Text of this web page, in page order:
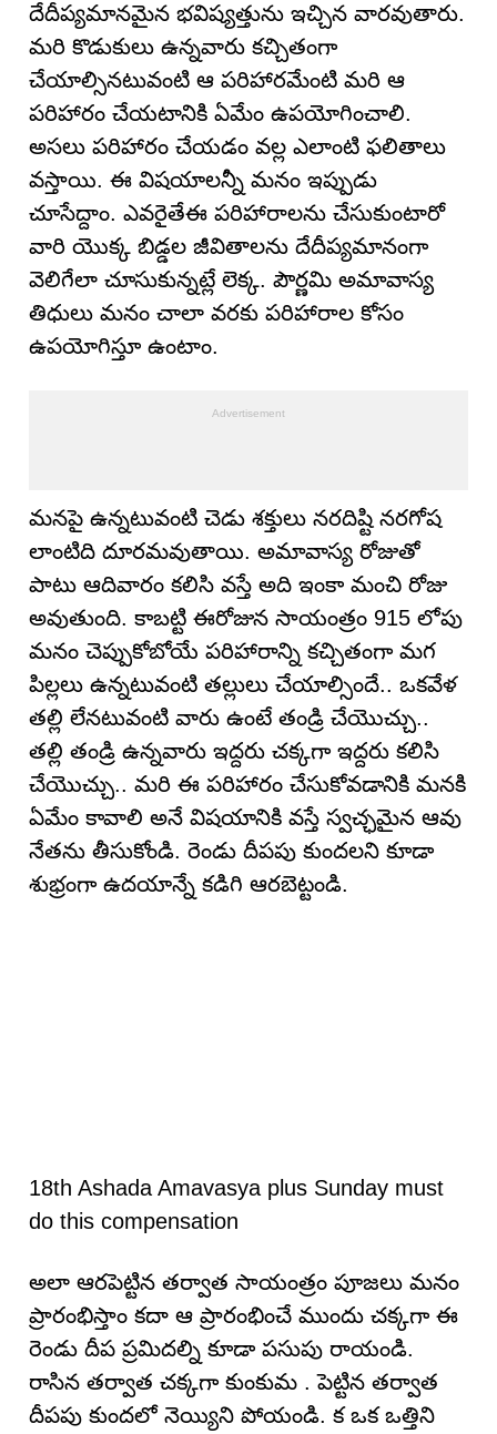
దేదీప్యమానమైన భవిష్యత్తును ఇచ్చిన వారవుతారు.
మరి కొడుకులు ఉన్నవారు కచ్చితంగా
చేయాల్సినటువంటి ఆ పరిహారమేంటి మరి ఆ
పరిహారం చేయటానికి ఏమేం ఉపయోగించాలి.
అసలు పరిహారం చేయడం వల్ల ఎలాంటి ఫలితాలు
వస్తాయి. ఈ విషయాలన్నీ మనం ఇప్పుడు
చూసేద్దాం. ఎవరైతేఈ పరిహారాలను చేసుకుంటారో
వారి యొక్క బిడ్డల జీవితాలను దేదీప్యమానంగా
వెలిగేలా చూసుకున్నట్లే లెక్క. పౌర్ణమి అమావాస్య
తిధులు మనం చాలా వరకు పరిహారాల కోసం
ఉపయోగిస్తూ ఉంటాం.
మనపై ఉన్నటువంటి చెడు శక్తులు నరదిష్టి నరగోష
లాంటిది దూరమవుతాయి. అమావాస్య రోజుతో
పాటు ఆదివారం కలిసి వస్తే అది ఇంకా మంచి రోజు
అవుతుంది. కాబట్టి ఈరోజున సాయంత్రం 915 లోపు
మనం చెప్పుకోబోయే పరిహారాన్ని కచ్చితంగా మగ
పిల్లలు ఉన్నటువంటి తల్లులు చేయాల్సిందే.. ఒకవేళ
తల్లి లేనటువంటి వారు ఉంటే తండ్రి చేయొచ్చు..
తల్లి తండ్రి ఉన్నవారు ఇద్దరు చక్కగా ఇద్దరు కలిసి
చేయొచ్చు.. మరి ఈ పరిహారం చేసుకోవడానికి మనకి
ఏమేం కావాలి అనే విషయానికి వస్తే స్వచ్ఛమైన ఆవు
నేతను తీసుకోండి. రెండు దీపపు కుందలని కూడా
శుభ్రంగా ఉదయాన్నే కడిగి ఆరబెట్టండి.
18th Ashada Amavasya plus Sunday must
do this compensation
అలా ఆరపెట్టిన తర్వాత సాయంత్రం పూజలు మనం
ప్రారంభిస్తాం కదా ఆ ప్రారంభించే ముందు చక్కగా ఈ
రెండు దీప ప్రమిదల్ని కూడా పసుపు రాయండి.
రాసిన తర్వాత చక్కగా కుంకుమ . పెట్టిన తర్వాత
దీపపు కుందలో నెయ్యిని పోయండి. క ఒక ఒత్తిని